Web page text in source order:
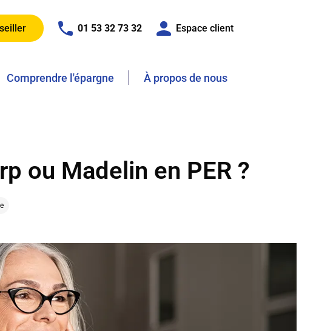
01 53 32 73 32 Espace client
Comprendre l'épargne À propos de nous
ou Madelin en PER ?